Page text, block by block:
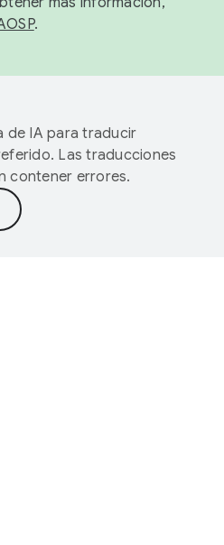
.
de IA para traducir
Las traducciones
contener errores.